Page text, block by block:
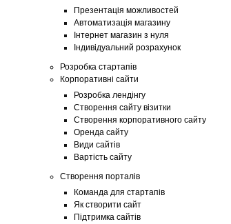
Презентація можливостей
Автоматизація магазину
Інтернет магазин з нуля
Індивідуальний розрахунок
Розробка стартапів
Корпоративні сайти
Розробка лендінгу
Створення сайту візитки
Створення корпоративного сайту
Оренда сайту
Види сайтів
Вартість сайту
Створення порталів
Команда для стартапів
Як створити сайт
Підтримка сайтів